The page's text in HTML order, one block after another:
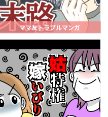
ママ友トラブルマンガ